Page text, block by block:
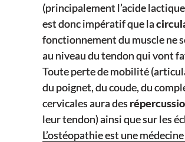
(principalement l’acide
est donc impératif que la
fonctionnement du muscle ne
au niveau du tendon qui vont
Toute perte de mobilité
du poignet, du coude, du
cervicales aura des
leur tendon) ainsi que sur les
L’ostéopathie est une